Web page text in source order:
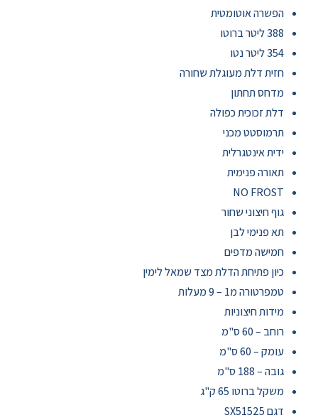
הפשרה אוטומטית
388 ליטר ברוטו
354 ליטר נטו
חזית דלת מעוגלת שחורה
מדחס תחתון
דלת זכוכית כפולה
תרמוסטט מכני
ידית אינטגרלית
תאורה פנימית
NO FROST
גוף חיצוני שחור
תא פנימי לבן
חמישה מדפים
כיון פתיחת הדלת מצד שמאל לימין
טמפרטורה מ1 – 9 מעלות
מידות חיצוניות
רוחב – 60 ס"מ
עומק – 60 ס"מ
גובה – 188 ס"מ
משקל ברוטו 65 ק"ג
דגם SX51525